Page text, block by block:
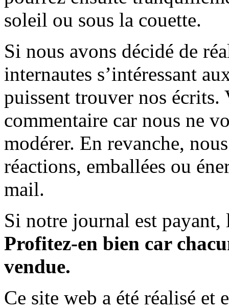
soleil ou sous la couette.
Si nous avons décidé de
internautes s’intéressant
puissent trouver nos écrits.
commentaire car nous ne
modérer. En revanche,
réactions, emballées ou
mail.
Si notre journal est payant,
Profitez-en bien car
vendue.
Ce site web a été réalisé et